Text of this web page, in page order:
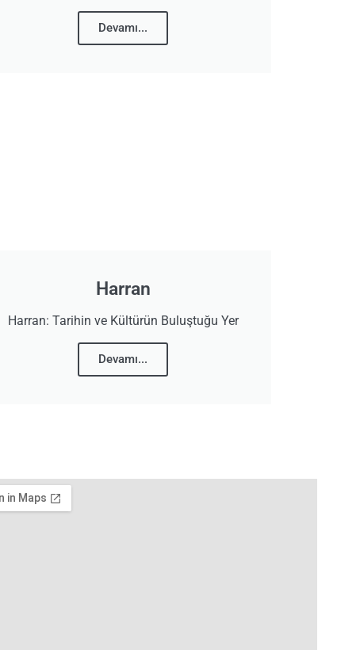
Devamı...
Harran
Harran: Tarihin ve Kültürün Buluştuğu Yer
Devamı...